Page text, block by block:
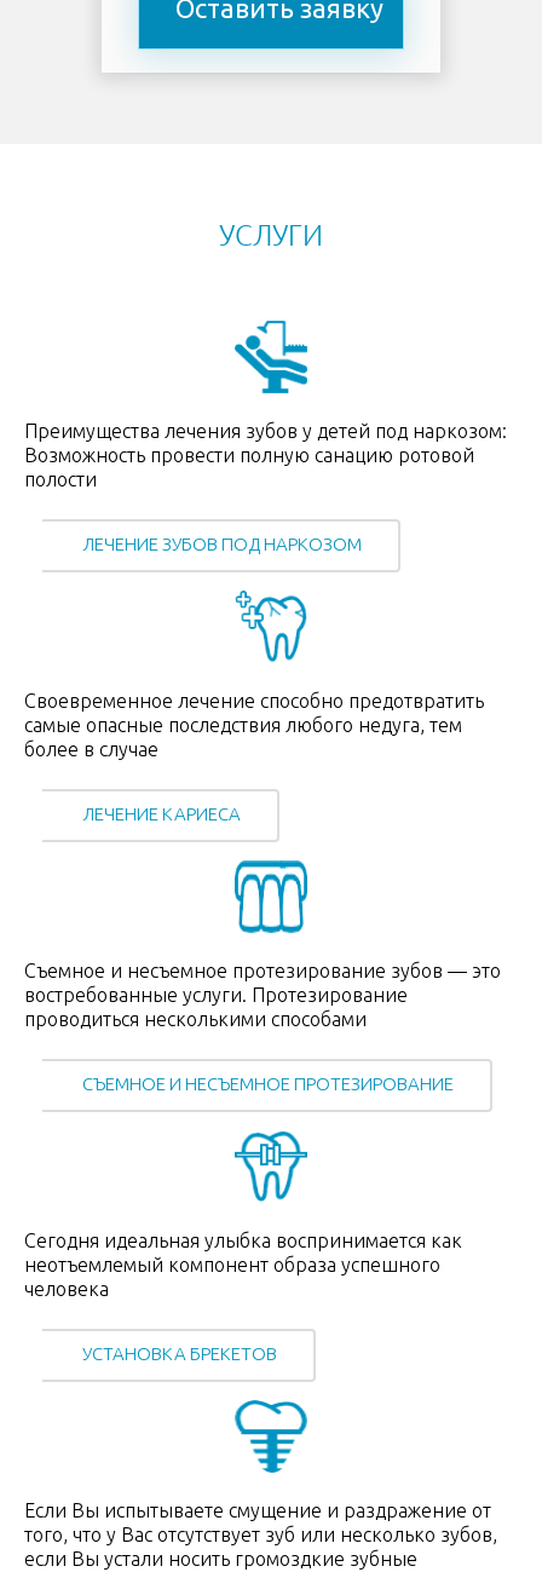
УСЛУГИ
Преимущества лечения зубов у детей под наркозом:
Возможность провести полную санацию ротовой
полости
ЛЕЧЕНИЕ ЗУБОВ ПОД НАРКОЗОМ
Своевременное лечение способно предотвратить
самые опасные последствия любого недуга, тем
более в случае
ЛЕЧЕНИЕ КАРИЕСА
Съемное и несъемное протезирование зубов — это
востребованные услуги. Протезирование
проводиться несколькими способами
СЪЕМНОЕ И НЕСЪЕМНОЕ ПРОТЕЗИРОВАНИЕ
Сегодня идеальная улыбка воспринимается как
неотъемлемый компонент образа успешного
человека
УСТАНОВКА БРЕКЕТОВ
Если Вы испытываете cмущение и раздражение от
того, что у Вас отсутствует зуб или несколько зубов,
если Вы устали носить громоздкие зубные